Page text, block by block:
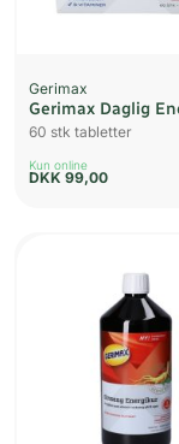
Gerimax
Gerimax Daglig
60 stk tabletter
Kun online
DKK 99,00